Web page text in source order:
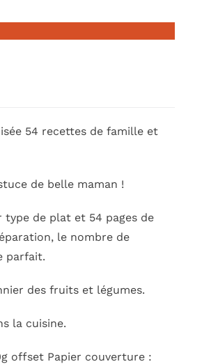
54 recettes de famille et
de belle maman !
de plat et 54 pages de
le nombre de
parfait.
des fruits et légumes.
la cuisine.
offset Papier couverture :